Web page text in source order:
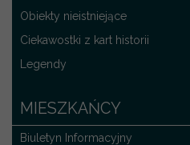
Obiekty nieistniejące
Ciekawostki z kart historii
Legendy
MIESZKAŃCY
Biuletyn Informacyjny